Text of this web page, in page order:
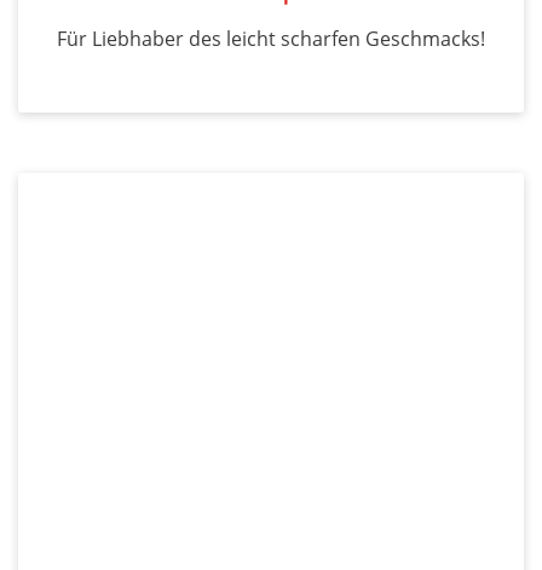
Für Liebhaber des leicht scharfen Geschmacks!